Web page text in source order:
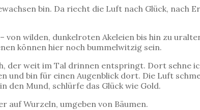
bin. Da riecht die Luft nach Glück, nach
wilden, dunkelroten Akeleien bis hin zu
können hier noch bummelwitzig sein.
weit im Tal drinnen entspringt. Dort sehne
und bin für einen Augenblick dort. Die Luft
den Mund, schlürfe das Glück wie Gold.
auf Wurzeln, umgeben von Bäumen.